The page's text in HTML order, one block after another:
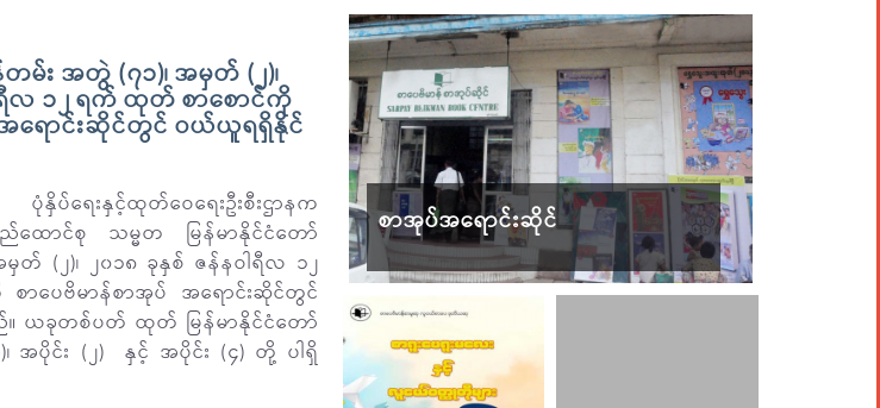
တမ်း အတွဲ (၇၁)၊ အမှတ် (၂)၊
ရီလ ၁၂ ရက် ထုတ် စာစောင်ကို
အရောင်းဆိုင်တွင် ဝယ်ယူရရှိနိုင်
န ပုံနှိပ်ရေးနှင့်ထုတ်ဝေရေးဦးစီးဌာနက
ည်ထောင်စု သမ္မတ မြန်မာနိုင်ငံတော်
တ် (၂)၊ ၂၀၁၈ ခုနှစ် ဇန်နဝါရီလ ၁၂
ပေဗိမာန်စာအုပ် အရောင်းဆိုင်တွင်
။ ယခုတစ်ပတ် ထုတ် မြန်မာနိုင်ငံတော်
၊ အပိုင်း (၂) နှင့် အပိုင်း (၄) တို့ ပါရှိ
စာအုပ်အရောင်းဆိုင်